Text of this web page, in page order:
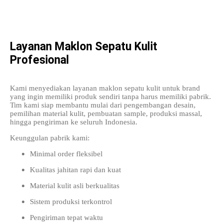
Layanan Maklon Sepatu Kulit
Profesional
Kami menyediakan layanan maklon sepatu kulit untuk brand
yang ingin memiliki produk sendiri tanpa harus memiliki pabrik.
Tim kami siap membantu mulai dari pengembangan desain,
pemilihan material kulit, pembuatan sample, produksi massal,
hingga pengiriman ke seluruh Indonesia.
Keunggulan pabrik kami:
Minimal order fleksibel
Kualitas jahitan rapi dan kuat
Material kulit asli berkualitas
Sistem produksi terkontrol
Pengiriman tepat waktu